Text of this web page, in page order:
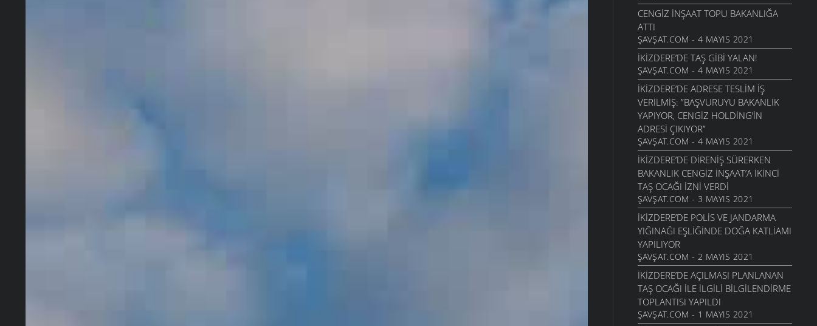
CENGIZ İNŞAAT TOPU BAKANLIĞA
ATTI
ŞAVŞAT.COM - 4 MAYIS 2021
İKIZDERE’DE TAŞ GIBI YALAN!
ŞAVŞAT.COM - 4 MAYIS 2021
İKIZDERE’DE ADRESE TESLIM IŞ
VERILMIŞ: ”BAŞVURUYU BAKANLIK
YAPIYOR, CENGIZ HOLDING’IN
ADRESI ÇIKIYOR”
ŞAVŞAT.COM - 4 MAYIS 2021
İKIZDERE’DE DIRENIŞ SÜRERKEN
BAKANLIK CENGIZ İNŞAAT’A IKINCI
TAŞ OCAĞI IZNI VERDI
ŞAVŞAT.COM - 3 MAYIS 2021
İKIZDERE’DE POLIS VE JANDARMA
YIĞINAĞI EŞLIĞINDE DOĞA KATLIAMI
YAPILIYOR
ŞAVŞAT.COM - 2 MAYIS 2021
İKIZDERE’DE AÇILMASI PLANLANAN
TAŞ OCAĞI ILE ILGILI BILGILENDIRME
TOPLANTISI YAPILDI
ŞAVŞAT.COM - 1 MAYIS 2021